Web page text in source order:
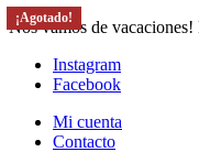
Nos vamos de vacaciones!
Instagram
Facebook
Mi cuenta
Contacto
¡Agotado!
¡Agotado!
¡Agotado!
¡Agotado!